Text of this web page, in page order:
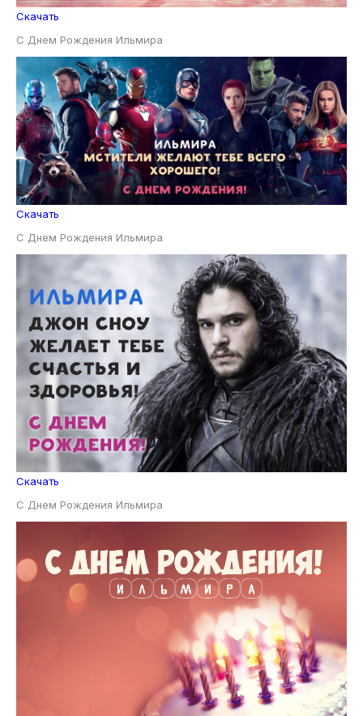
Скачать
С Днем Рождения Ильмира
Скачать
С Днем Рождения Ильмира
Скачать
С Днем Рождения Ильмира